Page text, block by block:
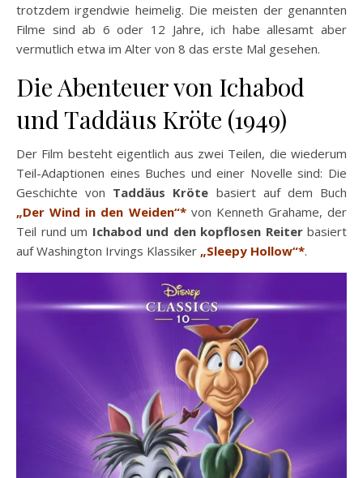
trotzdem irgendwie heimelig. Die meisten der genannten
Filme sind ab 6 oder 12 Jahre, ich habe allesamt aber
vermutlich etwa im Alter von 8 das erste Mal gesehen.
Die Abenteuer von Ichabod
und Taddäus Kröte (1949)
Der Film besteht eigentlich aus zwei Teilen, die wiederum
Teil-Adaptionen eines Buches und einer Novelle sind: Die
Geschichte von Taddäus Kröte basiert auf dem Buch
„Der Wind in den Weiden“*von Kenneth Grahame, der
Teil rund um Ichabod und den kopflosen Reiter basiert
auf Washington Irvings Klassiker „Sleepy Hollow“*.